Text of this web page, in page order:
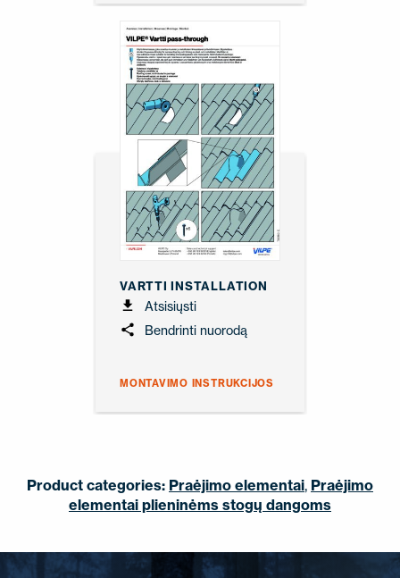
VARTTI INSTALLATION
Atsisiųsti
Bendrinti nuorodą
MONTAVIMO INSTRUKCIJOS
Product categories: Praėjimo elementai, Praėjimo
elementai plieninėms stogų dangoms